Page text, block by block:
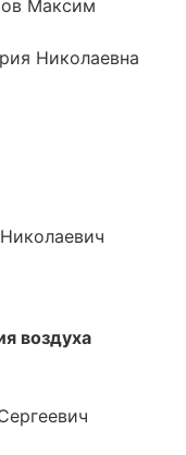
Максим
Николаевна
воздуха